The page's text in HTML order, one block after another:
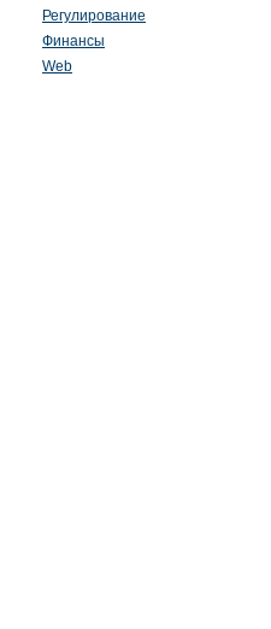
Регулирование
Финансы
Web